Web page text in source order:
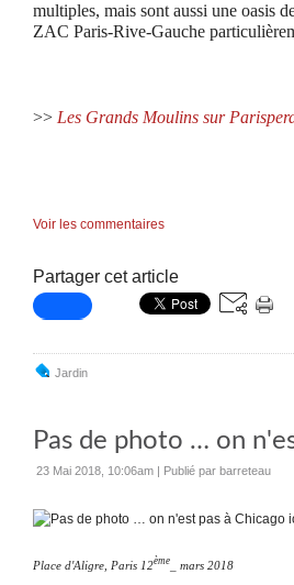
multiples, mais sont aussi une oasis
ZAC Paris-Rive-Gauche
>> Les Grands Moulins sur
Voir les commentaires
Partager cet article
Jardin
Pas de photo … on
23 Mai 2018, 10:06am | Publié par barreteau
Place d'Aligre, Paris 12ème _ mars 2018